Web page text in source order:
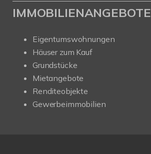
IMMOBILIENANGEBOTE
Eigentumswohnungen
Häuser zum Kauf
Grundstücke
Mietangebote
Renditeobjekte
Gewerbeimmobilien